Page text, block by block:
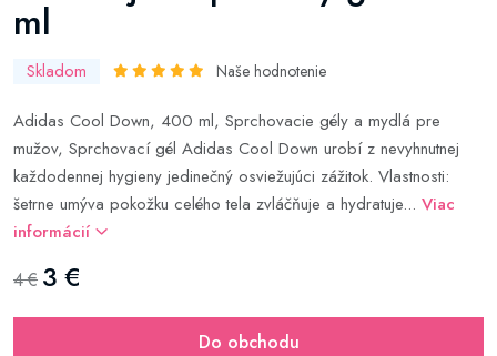
ml
Skladom Naše hodnotenie
Adidas Cool Down, 400 ml, Sprchovacie gély a mydlá pre
mužov, Sprchovací gél Adidas Cool Down urobí z nevyhnutnej
každodennej hygieny jedinečný osviežujúci zážitok. Vlastnosti:
šetrne umýva pokožku celého tela zvláčňuje a hydratuje... Viac
informácií
4 € 3 €
Do obchodu